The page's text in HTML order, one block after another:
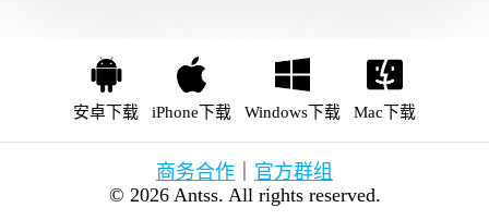
安卓下载 iPhone下载 Windows下载 Mac下载
© 2026 Antss. All rights reserved.
商务合作 官方群组